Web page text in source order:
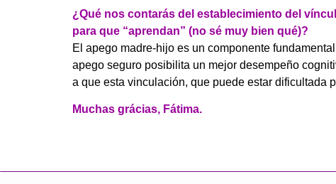
¿Qué nos contarás del establecimiento del
para que “aprendan” (no sé muy bien qué)?
El apego madre-hijo es un componente
apego seguro posibilita un mejor desempeño
a que esta vinculación, que puede estar dificultada
Muchas grácias, Fátima.